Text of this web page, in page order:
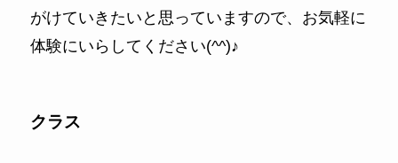
がけていきたいと思っていますので、お気軽に
体験にいらしてください(^^)♪
クラス